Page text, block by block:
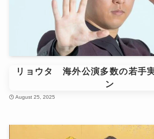
リョウタ 海外公演多数の若手
ン
August 25, 2025